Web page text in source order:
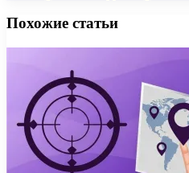
Похожие статьи